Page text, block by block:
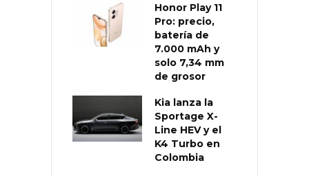
Honor Play 11
Pro: precio,
batería de
7.000 mAh y
solo 7,34 mm
de grosor
Kia lanza la
Sportage X-
Line HEV y el
K4 Turbo en
Colombia